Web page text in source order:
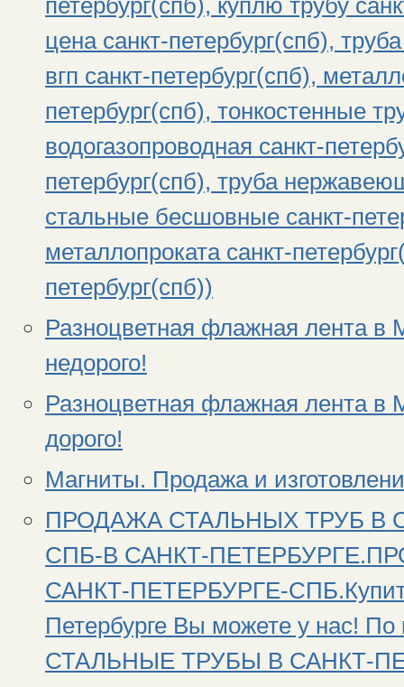
петербург(спб), куплю трубу
цена санкт-петербург(спб),
вгп санкт-петербург(спб),
петербург(спб), тонкостенные
водогазопроводная санкт-
петербург(спб), труба
стальные бесшовные санкт-
металлопроката санкт-
петербург(спб))
Разноцветная флажная лента в
недорого!
Разноцветная флажная лента в
дорого!
Магниты. Продажа и
ПРОДАЖА СТАЛЬНЫХ ТРУБ В
СПБ-В САНКТ-
САНКТ-ПЕТЕРБУРГЕ-
Петербурге Вы можете у нас!
СТАЛЬНЫЕ ТРУБЫ В САНКТ-